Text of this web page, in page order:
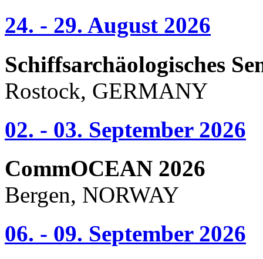
24. - 29. August 2026
Schiffsarchäologisches
Rostock, GERMANY
02. - 03. September 2026
CommOCEAN 2026
Bergen, NORWAY
06. - 09. September 2026